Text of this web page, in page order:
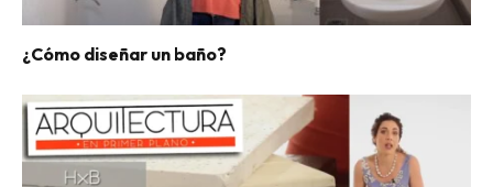
¿Cómo diseñar un baño?